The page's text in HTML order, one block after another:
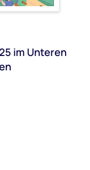
im Unteren